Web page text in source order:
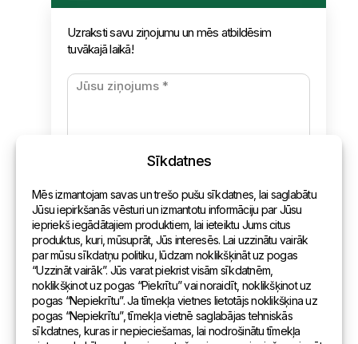
Uzraksti savu ziņojumu un mēs atbildēsim
tuvākajā laikā!
Pieprasījums
Apmaksa un piegāde
Kontakti
Vispārēja informācija
Pārstāvniecības pasaulē
Adrese
Andreja Pumpura iela 104B, Daugavpils, Latvija, LV-5404
Sīkdatnes
Mēs izmantojam savas un trešo pušu sīkdatnes, lai saglabātu
Jūsu iepirkšanās vēsturi un izmantotu informāciju par Jūsu
iepriekš iegādātajiem produktiem, lai ieteiktu Jums citus
produktus, kuri, mūsuprāt, Jūs interesēs. Lai uzzinātu vairāk
par mūsu sīkdatņu politiku, lūdzam noklikšķināt uz pogas
“Uzzināt vairāk”. Jūs varat piekrist visām sīkdatnēm,
noklikšķinot uz pogas “Piekrītu” vai noraidīt, noklikšķinot uz
pogas “Nepiekrītu”. Ja tīmekļa vietnes lietotājs noklikšķina uz
pogas “Nepiekrītu”, tīmekļa vietnē saglabājas tehniskās
sīkdatnes, kuras ir nepieciešamas, lai nodrošinātu tīmekļa